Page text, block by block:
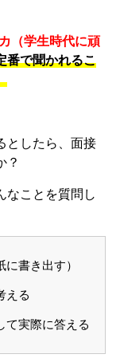
（学生時代に頑
番で聞かれるこ
としたら、面接
？
なことを質問し
書き出す）
える
実際に答える